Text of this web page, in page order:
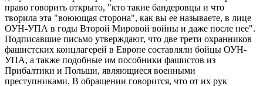
право говорить открыто, "кто такие бандеровцы и что
творила эта "воюющая сторона", как вы ее называете, в лице
ОУН-УПА в годы Второй Мировой войны и даже после нее".
Подписавшие письмо утверждают, что две трети охранников
фашистских концлагерей в Европе составляли бойцы ОУН-
УПА, а также подобные им пособники фашистов из
Прибалтики и Польши, являющиеся военными
преступниками. В обращении говорится, что от их рук